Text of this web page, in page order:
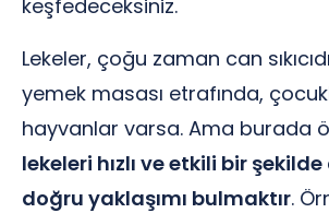
keşfedeceksiniz.
Lekeler, çoğu zaman can
yemek masası etrafında,
hayvanlar varsa. Ama burada
lekeleri hızlı ve etkili bir
doğru yaklaşımı bulmaktır.